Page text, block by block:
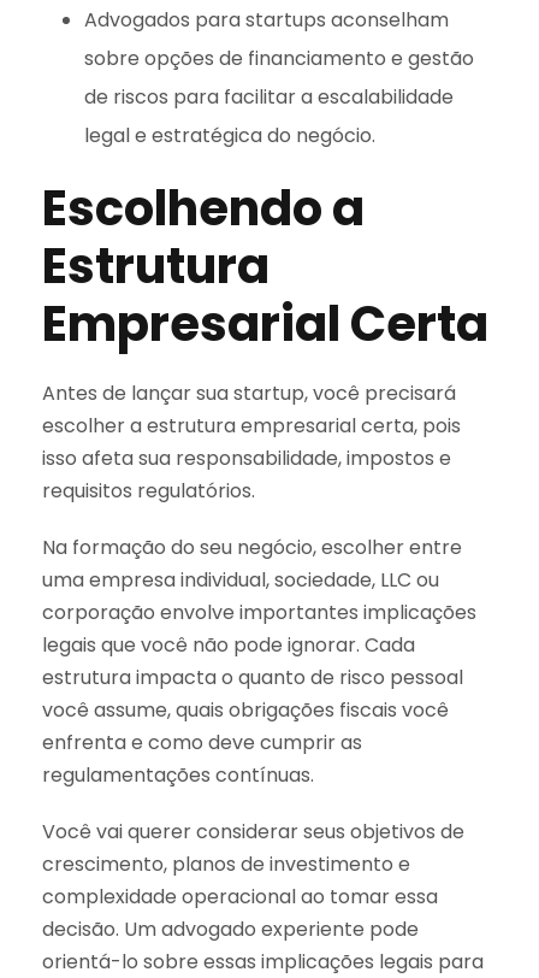
Advogados para startups aconselham
sobre opções de financiamento e gestão
de riscos para facilitar a escalabilidade
legal e estratégica do negócio.
Escolhendo a
Estrutura
Empresarial Certa
Antes de lançar sua startup, você precisará
escolher a estrutura empresarial certa, pois
isso afeta sua responsabilidade, impostos e
requisitos regulatórios.
Na formação do seu negócio, escolher entre
uma empresa individual, sociedade, LLC ou
corporação envolve importantes implicações
legais que você não pode ignorar. Cada
estrutura impacta o quanto de risco pessoal
você assume, quais obrigações fiscais você
enfrenta e como deve cumprir as
regulamentações contínuas.
Você vai querer considerar seus objetivos de
crescimento, planos de investimento e
complexidade operacional ao tomar essa
decisão. Um advogado experiente pode
orientá-lo sobre essas implicações legais para